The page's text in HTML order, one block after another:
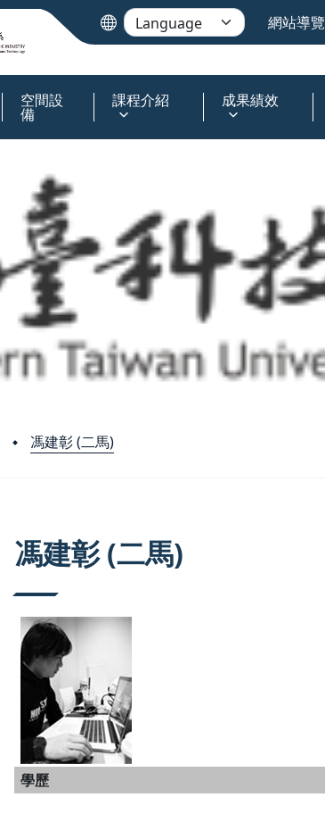
網站導覽
空間設
備
課程介紹 成果績效
馮建彰 (二馬)
馮建彰 (二馬)
學歷